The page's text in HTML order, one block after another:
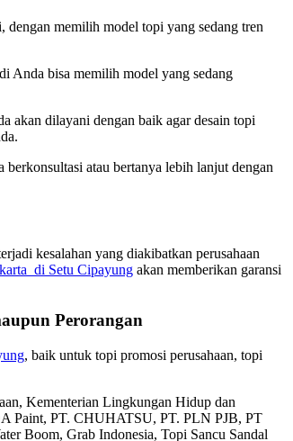
memilih model topi yang sedang tren
Anda bisa memilih model yang sedang
akan dilayani dengan baik agar desain topi
atau bertanya lebih lanjut dengan
kesalahan yang diakibatkan perusahaan
di Setu Cipayung akan memberikan garansi
Perorangan
, baik untuk topi promosi perusahaan, topi
Kementerian Lingkungan Hidup dan
Paint, PT. CHUHATSU, PT. PLN PJB, PT
Boom, Grab Indonesia, Topi Sancu Sandal